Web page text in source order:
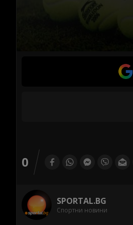
0
SPORTAL.BG
Спортни новини